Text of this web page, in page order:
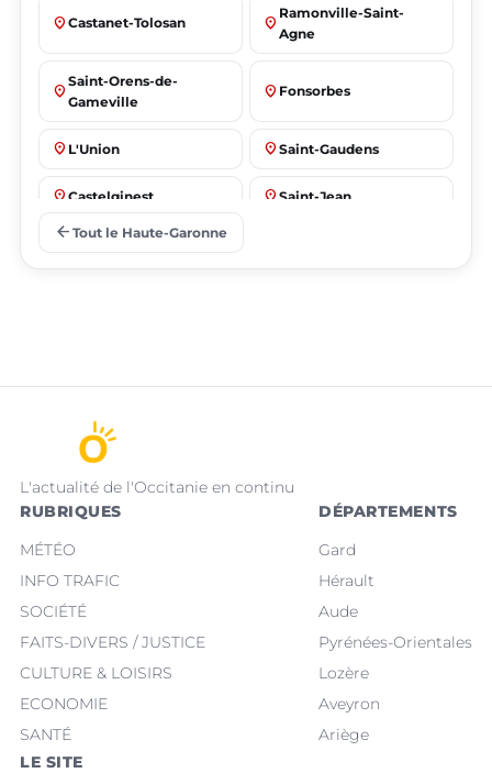
place Castanet-Tolosan place
Ramonville-Saint-
Agne
place
Saint-Orens-de-
Gameville
place Fonsorbes
place L'Union place Saint-Gaudens
place Castelginest place Saint-Jean
place Villeneuve-Tolosane
arrow_back Tout le Haute-Garonne
L'actualité de l'Occitanie en continu
RUBRIQUES
MÉTÉO
INFO TRAFIC
SOCIÉTÉ
FAITS-DIVERS / JUSTICE
CULTURE & LOISIRS
ECONOMIE
SANTÉ
DÉPARTEMENTS
Gard
Hérault
Aude
Pyrénées-Orientales
Lozère
Aveyron
Ariège
LE SITE